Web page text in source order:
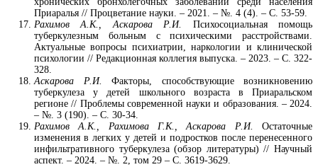
Приаралья // Процветание науки. – 2021. – №. 4 (4). – С. 53-59.
Рахимов А.К., Аскарова Р.И.
Психосоциальная помощь
туберкулезным больным с психическими расстройствами.
Актуальные вопросы психиатрии, наркологии и клинической
психологии // Редакционная коллегия выпуска. – 2023. – С. 322-
328.
Аскарова Р.И.
Факторы, способствующие возникновению
туберкулеза у детей школьного возраста в Приаральском
регионе // Проблемы современной науки и образования. – 2024.
– №. 3 (190). – С. 30-34.
Рахимов А.К., Рахимова Г.К., Аскарова Р.И.
Остаточные
изменения в легких у детей и подростков после перенесенного
инфильтративного туберкулеза (обзор литературы) // Научный
аспект. – 2024. – №. 2, том 29 – С. 3619-3629.